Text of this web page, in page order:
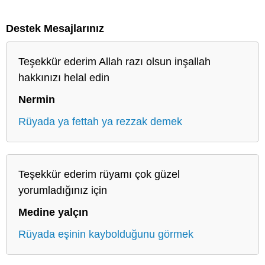
Destek Mesajlarınız
Teşekkür ederim Allah razı olsun inşallah
hakkınızı helal edin
Nermin
Rüyada ya fettah ya rezzak demek
Teşekkür ederim rüyamı çok güzel
yorumladığınız için
Medine yalçın
Rüyada eşinin kaybolduğunu görmek